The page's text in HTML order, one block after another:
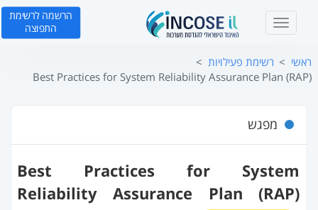
T
o
l
a
v
g
a
הרשמה לרשימת
התפוצה
ראשי
רשימת פעילויות
Best Practices for System Reliability Assurance Plan (RAP)
מפגש
Best Practices for System
Reliability Assurance Plan (RAP)